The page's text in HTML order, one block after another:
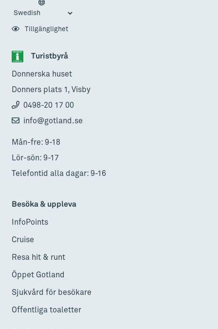
Turistbyrå
Donnerska huset
Donners plats 1, Visby
0498-20 17 00
info@gotland.se
Mån-fre: 9-18
Lör-sön: 9-17
Telefontid alla dagar: 9-16
Besöka & uppleva
InfoPoints
Cruise
Resa hit & runt
Öppet Gotland
Sjukvård för besökare
Offentliga toaletter
Tillgänglighet